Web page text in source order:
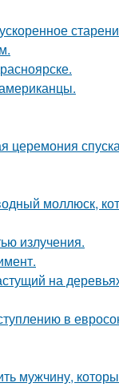
церемония
моллюск,
излучения.
на
в
мужчину,